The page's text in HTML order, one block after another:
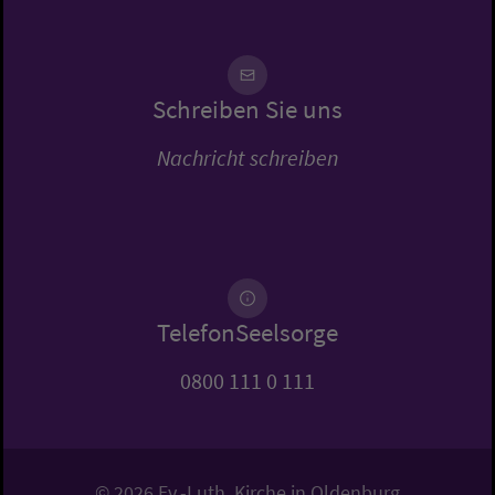
Schreiben Sie uns
Nachricht schreiben
TelefonSeelsorge
0800 111 0 111